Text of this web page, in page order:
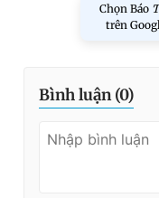
Chọn Báo
trên
Bình luận (0)